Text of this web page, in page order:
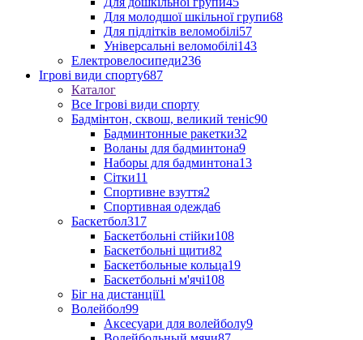
Для молодшої шкільної групи68
Для підлітків веломобілі57
Універсальні веломобілі143
Електровелосипеди236
Ігрові види спорту687
Каталог
Все Ігрові види спорту
Бадмінтон, сквош, великий теніс90
Бадминтонные ракетки32
Воланы для бадминтона9
Наборы для бадминтона13
Сітки11
Спортивне взуття2
Спортивная одежда6
Баскетбол317
Баскетбольні стійки108
Баскетбольні щити82
Баскетбольные кольца19
Баскетбольні м'ячі108
Біг на дистанції1
Волейбол99
Аксесуари для волейболу9